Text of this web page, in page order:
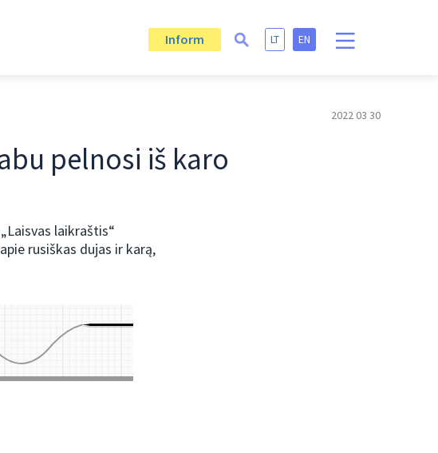
Inform LT EN
2022 03 30
pelnosi iš karo
laikraštis“
rusiškas dujas ir karą,